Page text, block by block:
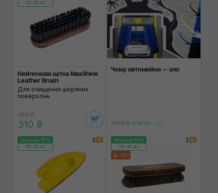
191:43:42
Нейлонова щітка MaxShine
Leather Brush
Для очищення шкіряних
поверхонь
360 ₴
310 ₴
Чому автомийки — зло
Читати статтю
Знижка 15%
191:43:42
2 Знижка 15%
191:43:42
Хіт!
2